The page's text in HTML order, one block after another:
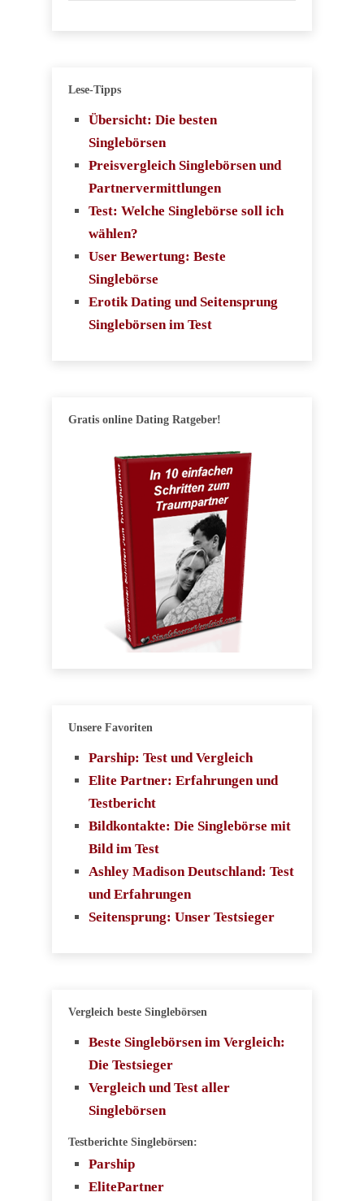
Lese-Tipps
Übersicht: Die besten
Singlebörsen
Preisvergleich Singlebörsen und
Partnervermittlungen
Test: Welche Singlebörse soll ich
wählen?
User Bewertung: Beste
Singlebörse
Erotik Dating und Seitensprung
Singlebörsen im Test
Gratis online Dating Ratgeber!
Unsere Favoriten
Parship: Test und Vergleich
Elite Partner: Erfahrungen und
Testbericht
Bildkontakte: Die Singlebörse mit
Bild im Test
Ashley Madison Deutschland: Test
und Erfahrungen
Seitensprung: Unser Testsieger
Vergleich beste Singlebörsen
Beste Singlebörsen im Vergleich:
Die Testsieger
Vergleich und Test aller
Singlebörsen
Testberichte Singlebörsen:
Parship
ElitePartner